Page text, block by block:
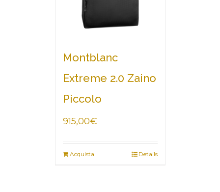
Montblanc
Extreme 2.0 Zaino
Piccolo
915,00€
Acquista Details